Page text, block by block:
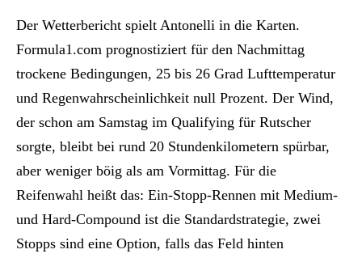
Der Wetterbericht spielt Antonelli in die Karten.
Formula1.com prognostiziert für den Nachmittag
trockene Bedingungen, 25 bis 26 Grad Lufttemperatur
und Regenwahrscheinlichkeit null Prozent. Der Wind,
der schon am Samstag im Qualifying für Rutscher
sorgte, bleibt bei rund 20 Stundenkilometern spürbar,
aber weniger böig als am Vormittag. Für die
Reifenwahl heißt das: Ein-Stopp-Rennen mit Medium-
und Hard-Compound ist die Standardstrategie, zwei
Stopps sind eine Option, falls das Feld hinten